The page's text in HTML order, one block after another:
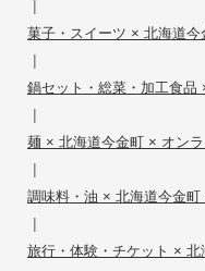
|
菓子・スイーツ × 北海道
|
鍋セット・総菜・加工食品
|
麺 × 北海道今金町 × オン
|
調味料・油 × 北海道今金
|
旅行・体験・チケット ×